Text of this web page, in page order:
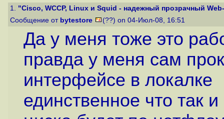
1. "Cisco, WCCP, Linux и Squid - надежный прозрачный
Сообщение от bytestore (??) on 04-Июл-08, 16:51
Да у меня тоже это
правда у меня сам
интерфейсе в локалке
единственное что так